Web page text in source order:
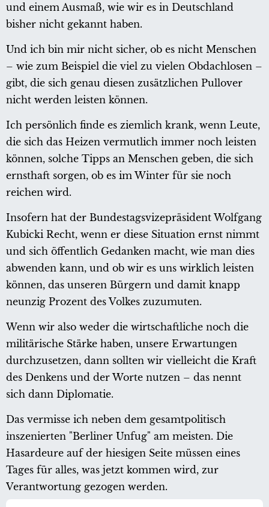
und einem Ausmaß, wie wir es in Deutschland
bisher nicht gekannt haben.
Und ich bin mir nicht sicher, ob es nicht Menschen
– wie zum Beispiel die viel zu vielen Obdachlosen –
gibt, die sich genau diesen zusätzlichen Pullover
nicht werden leisten können.
Ich persönlich finde es ziemlich krank, wenn Leute,
die sich das Heizen vermutlich immer noch leisten
können, solche Tipps an Menschen geben, die sich
ernsthaft sorgen, ob es im Winter für sie noch
reichen wird.
Insofern hat der Bundestagsvizepräsident Wolfgang
Kubicki Recht, wenn er diese Situation ernst nimmt
und sich öffentlich Gedanken macht, wie man dies
abwenden kann, und ob wir es uns wirklich leisten
können, das unseren Bürgern und damit knapp
neunzig Prozent des Volkes zuzumuten.
Wenn wir also weder die wirtschaftliche noch die
militärische Stärke haben, unsere Erwartungen
durchzusetzen, dann sollten wir vielleicht die Kraft
des Denkens und der Worte nutzen – das nennt
sich dann Diplomatie.
Das vermisse ich neben dem gesamtpolitisch
inszenierten "Berliner Unfug" am meisten. Die
Hasardeure auf der hiesigen Seite müssen eines
Tages für alles, was jetzt kommen wird, zur
Verantwortung gezogen werden.